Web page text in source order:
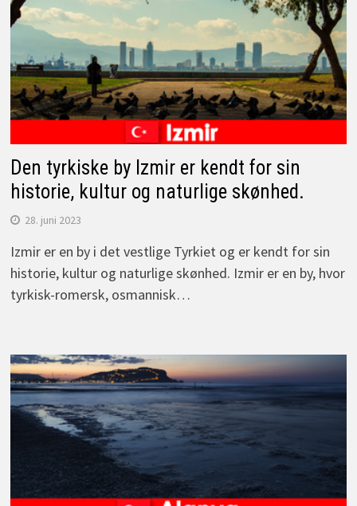
Den tyrkiske by Izmir er kendt for sin
historie, kultur og naturlige skønhed.
28. juni 2023
Izmir er en by i det vestlige Tyrkiet og er kendt for sin
historie, kultur og naturlige skønhed. Izmir er en by, hvor
tyrkisk-romersk, osmannisk…